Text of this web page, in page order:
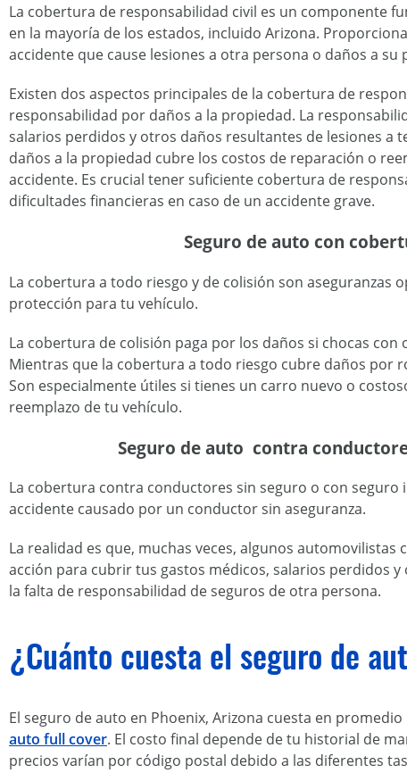
La cobertura de responsabilidad civil es un componente
en la mayoría de los estados, incluido Arizona.
accidente que cause lesiones a otra persona o daños a su
Existen dos aspectos principales de la cobertura de
responsabilidad por daños a la propiedad. La
salarios perdidos y otros daños resultantes de lesiones a
daños a la propiedad cubre los costos de reparación o
accidente. Es crucial tener suficiente cobertura de
dificultades financieras en caso de un accidente grave.
Seguro de auto con
La cobertura a todo riesgo y de colisión son aseguranzas
protección para tu vehículo.
La cobertura de colisión paga por los daños si chocas
Mientras que la cobertura a todo riesgo cubre daños por
Son especialmente útiles si tienes un carro nuevo o
reemplazo de tu vehículo.
Seguro de auto contra
La cobertura contra conductores sin seguro o con
accidente causado por un conductor sin aseguranza.
La realidad es que, muchas veces, algunos
acción para cubrir tus gastos médicos, salarios perdidos
la falta de responsabilidad de seguros de otra persona.
¿Cuánto cuesta el seguro de
El seguro de auto en Phoenix, Arizona cuesta en
auto full cover. El costo final depende de tu historial de
precios varían por código postal debido a las diferentes